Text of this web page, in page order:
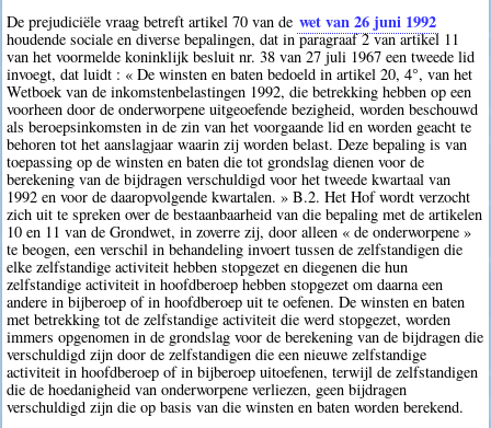
De prejudiciële vraag betreft artikel 70 van de wet van 26 juni 1992
houdende sociale en diverse bepalingen, dat in paragraaf 2 van artikel 11
van het voormelde koninklijk besluit nr. 38 van 27 juli 1967 een tweede lid
invoegt, dat luidt : « De winsten en baten bedoeld in artikel 20, 4°, van het
Wetboek van de inkomstenbelastingen 1992, die betrekking hebben op een
voorheen door de onderworpene uitgeoefende bezigheid, worden beschouwd
als beroepsinkomsten in de zin van het voorgaande lid en worden geacht te
behoren tot het aanslagjaar waarin zij worden belast. Deze bepaling is van
toepassing op de winsten en baten die tot grondslag dienen voor de
berekening van de bijdragen verschuldigd voor het tweede kwartaal van
1992 en voor de daaropvolgende kwartalen. » B.2. Het Hof wordt verzocht
zich uit te spreken over de bestaanbaarheid van die bepaling met de artikelen
10 en 11 van de Grondwet, in zoverre zij, door alleen « de onderworpene »
te beogen, een verschil in behandeling invoert tussen de zelfstandigen die
elke zelfstandige activiteit hebben stopgezet en diegenen die hun
zelfstandige activiteit in hoofdberoep hebben stopgezet om daarna een
andere in bijberoep of in hoofdberoep uit te oefenen. De winsten en baten
met betrekking tot de zelfstandige activiteit die werd stopgezet, worden
immers opgenomen in de grondslag voor de berekening van de bijdragen die
verschuldigd zijn door de zelfstandigen die een nieuwe zelfstandige
activiteit in hoofdberoep of in bijberoep uitoefenen, terwijl de zelfstandigen
die de hoedanigheid van onderworpene verliezen, geen bijdragen
verschuldigd zijn die op basis van die winsten en baten worden berekend.